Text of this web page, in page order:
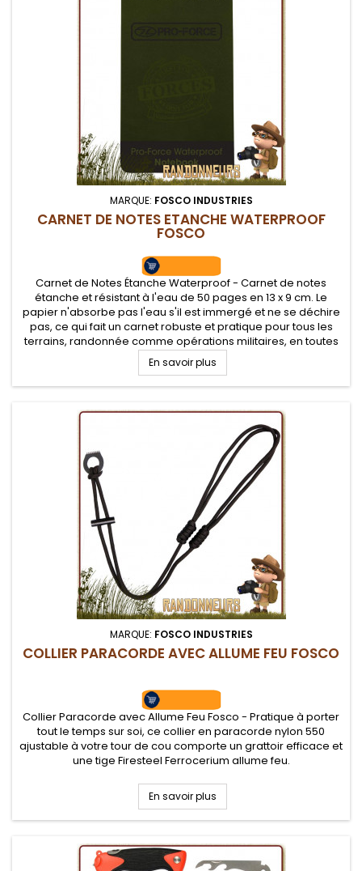
MARQUE: FOSCO INDUSTRIES
CARNET DE NOTES ETANCHE WATERPROOF
FOSCO
Carnet de Notes Étanche Waterproof - Carnet de notes
étanche et résistant à l'eau de 50 pages en 13 x 9 cm. Le
papier n'absorbe pas l'eau s'il est immergé et ne se déchire
pas, ce qui fait un carnet robuste et pratique pour tous les
terrains, randonnée comme opérations militaires, en toutes
conditions climatiques.
En savoir plus
MARQUE: FOSCO INDUSTRIES
COLLIER PARACORDE AVEC ALLUME FEU FOSCO
Collier Paracorde avec Allume Feu Fosco - Pratique à porter
tout le temps sur soi, ce collier en paracorde nylon 550
ajustable à votre tour de cou comporte un grattoir efficace et
une tige Firesteel Ferrocerium allume feu.
En savoir plus